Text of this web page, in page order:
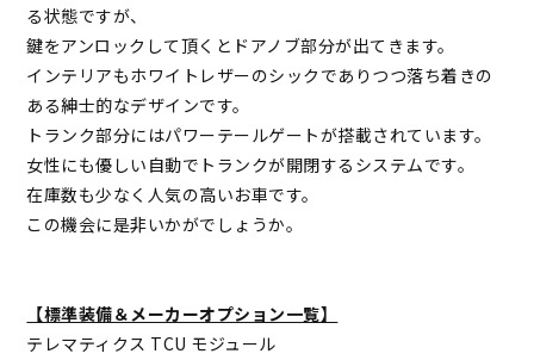
る状態ですが、
鍵をアンロックして頂くとドアノブ部分が出てきます。
インテリアもホワイトレザーのシックでありつつ落ち着きの
ある紳士的なデザインです。
トランク部分にはパワーテールゲートが搭載されています。
女性にも優しい自動でトランクが開閉するシステムです。
在庫数も少なく人気の高いお車です。
この機会に是非いかがでしょうか。
【標準装備＆メーカーオプション一覧】
テレマティクス TCU モジュール